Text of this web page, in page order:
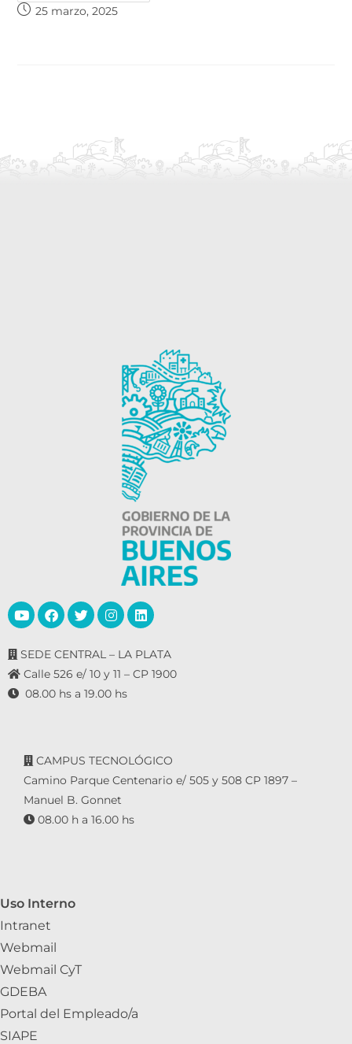
25 marzo, 2025
SEDE CENTRAL – LA PLATA
Calle 526 e/ 10 y 11 – CP 1900
08.00 hs a 19.00 hs
CAMPUS TECNOLÓGICO
Camino Parque Centenario e/ 505 y 508 CP 1897 –
Manuel B. Gonnet
08.00 h a 16.00 hs
Uso Interno
Intranet
Webmail
Webmail CyT
GDEBA
Portal del Empleado/a
SIAPE